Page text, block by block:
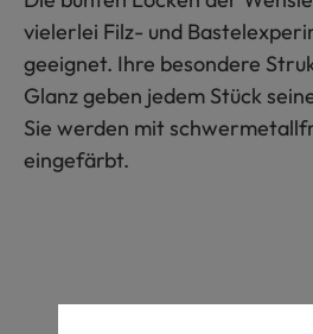
vielerlei Filz- und
geeignet. Ihre besondere
Glanz geben jedem Stück
Sie werden mit
eingefärbt.